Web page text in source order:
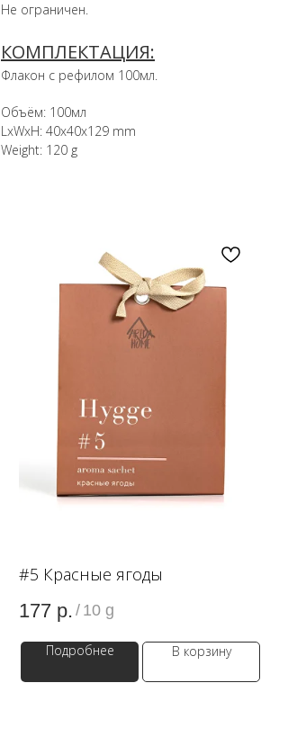
Не ограничен.
КОМПЛЕКТАЦИЯ:
Флакон с рефилом 100мл.
Объём: 100мл
LxWxH: 40x40x129 mm
Weight: 120 g
#5 Красные ягоды
177 р. / 10 g
Подробнее В корзину